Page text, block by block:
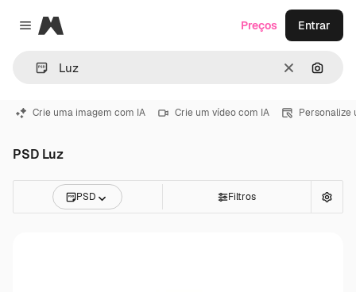
Close menu
Magnific
Limpar
Preços Entrar
Crie uma imagem com IA Crie um vídeo com IA Personalize
PSD Luz
PSD Filtros